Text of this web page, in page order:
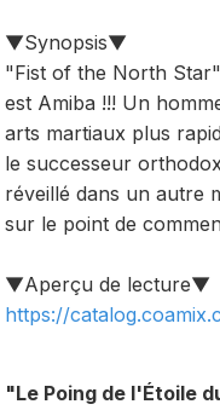
▼Synopsis▼
"Fist of the North
est Amiba !!! Un
arts martiaux plus
le successeur
réveillé dans un autre
sur le point de
▼Aperçu de lecture▼
https://
"Le Poing de l'Étoile